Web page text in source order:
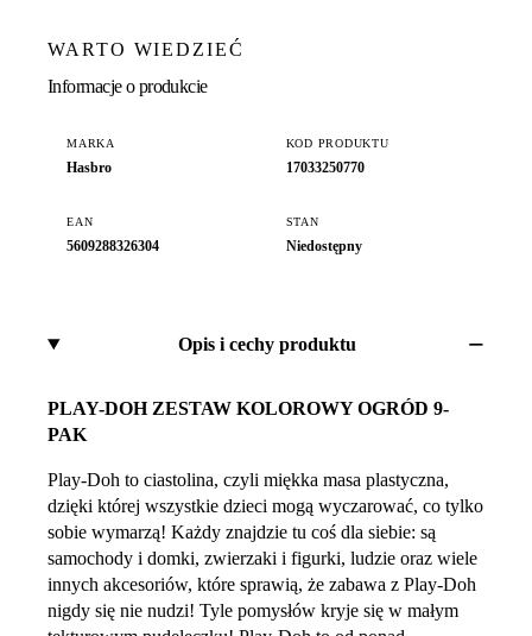
WARTO WIEDZIEĆ
Informacje o produkcie
MARKA
Hasbro
KOD PRODUKTU
17033250770
EAN
5609288326304
STAN
Niedostępny
Opis i cechy produktu
PLAY-DOH ZESTAW KOLOROWY OGRÓD 9-
PAK
Play-Doh to ciastolina, czyli miękka masa plastyczna,
dzięki której wszystkie dzieci mogą wyczarować, co tylko
sobie wymarzą! Każdy znajdzie tu coś dla siebie: są
samochody i domki, zwierzaki i figurki, ludzie oraz wiele
innych akcesoriów, które sprawią, że zabawa z Play-Doh
nigdy się nie nudzi! Tyle pomysłów kryje się w małym